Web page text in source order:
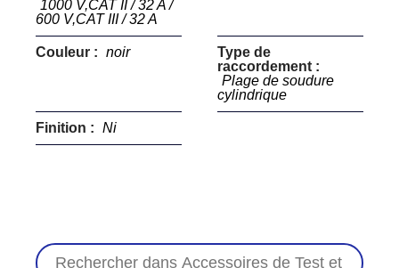
1000 V,CAT II / 32 A /
600 V,CAT III / 32 A
Couleur : noir
Type de
raccordement :
Plage de soudure
cylindrique
Finition : Ni